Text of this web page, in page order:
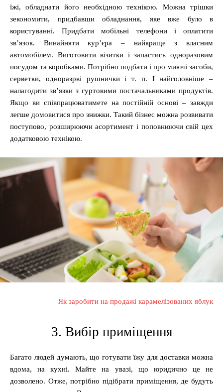
їжі, обладнати його необхідною технікою. Можна трішки
зекономити, придбавши обладнання, яке вже було в
користуванні. Придбати мобільні телефони і оплатити
зв’язок. Винайняти кур’єра – найкраще з власним
автомобілем. Виготовити візитки і запастись одноразовим
посудом та коробками. Потрібно подбати і про миючі засоби,
серветки, одноразрві рушнички і т. п. І найголовніше –
налагодити зв’язки з гуртовими постачальниками продуктів.
Якщо ви співпрацюватимете на постійній основі – завжди
легше домовитися про знижки. Такий бізнес можна розвивати
поступово, розширюючи асортимент і поповнюючи свій цех
додатковою технікою.
Як заробити на продажі карамелізованих яблук
3. Вибір приміщення
Багато людей думають, що готувати їжу для доставки можна
вдома, на кухні. Майте на увазі, що юридично це не
дозволено. Отже, потрібно підібрати приміщення, де будуть